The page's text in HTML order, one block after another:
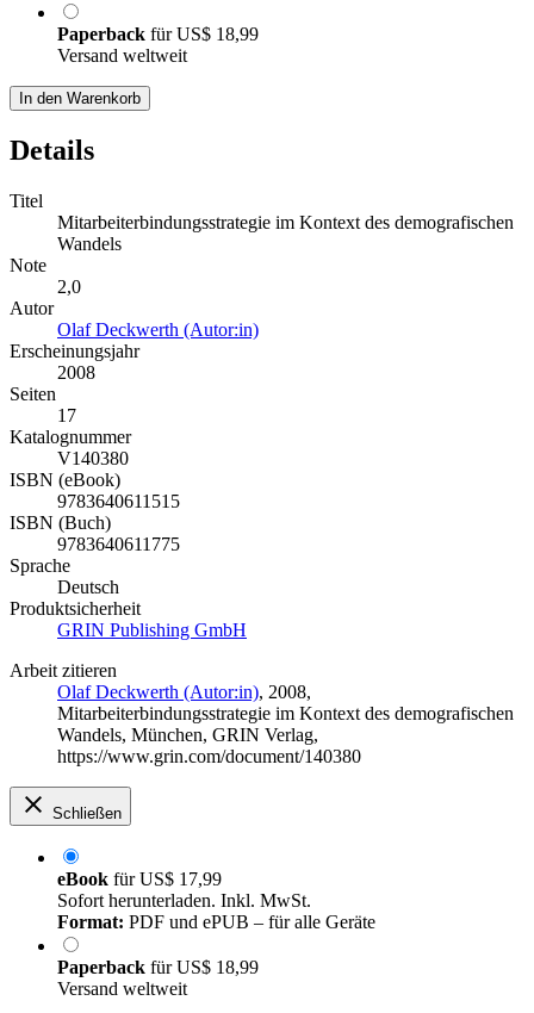
Paperback fürUS$ 18,99
Versand weltweit
In den Warenkorb
Details
Titel
Mitarbeiterbindungsstrategie im Kontext des demografischen
Wandels
Note
2,0
Autor
Olaf Deckwerth (Autor:in)
Erscheinungsjahr
2008
Seiten
17
Katalognummer
V140380
ISBN (eBook)
9783640611515
ISBN (Buch)
9783640611775
Sprache
Deutsch
Produktsicherheit
GRIN Publishing GmbH
Arbeit zitieren
Olaf Deckwerth (Autor:in), 2008,
Mitarbeiterbindungsstrategie im Kontext des demografischen
Wandels, München, GRIN Verlag,
https://www.grin.com/document/140380
Schließen
eBook fürUS$ 17,99
Sofort herunterladen. Inkl. MwSt.
Format: PDF und ePUB – für alle Geräte
Paperback fürUS$ 18,99
Versand weltweit